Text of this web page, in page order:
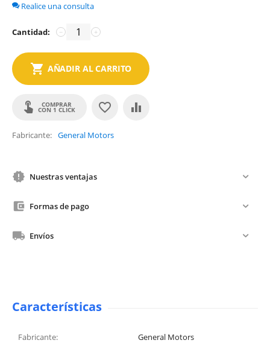
Realice una consulta
Cantidad: +
−
AÑADIR AL CARRITO
COMPRAR
CON 1 CLICK
Fabricante General Motors
Nuestras ventajas
Formas de pago
Envíos
Características
Fabricante:
General Motors